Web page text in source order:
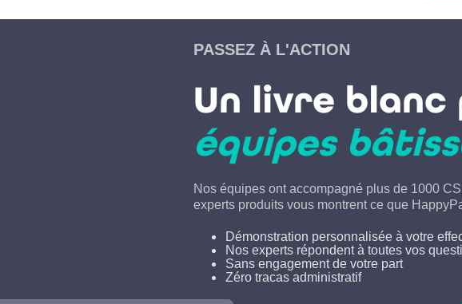
PASSEZ À L'ACTION
Un livre
équipes
Nos équipes ont accompagné plus de 1000
experts produits vous montrent ce que
Démonstration personnalisée à votre
Nos experts répondent à toutes vos
Sans engagement de votre part
Zéro tracas administratif